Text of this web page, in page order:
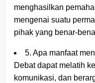
menghasilkan
mengenai suatu
pihak yang benar-
5. Apa manfaat
Debat dapat melatih
komunikasi, dan